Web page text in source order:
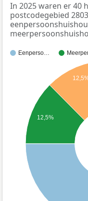
In 2025 waren er 40
postcodegebied
Eenperso…
12,5%